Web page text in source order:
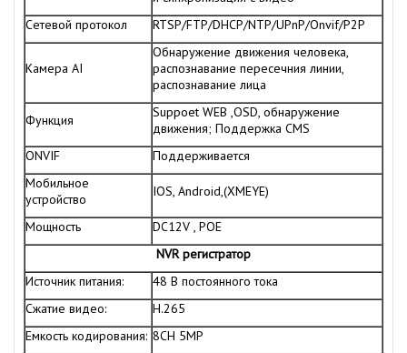
Сетевой протокол
RTSP/FTP/DHCP/NTP/UPnP/Onvif/P2P
Камера AI
Обнаружение движения человека,
распознавание пересечния линии,
распознавание лица
Функция
Suppoet WEB ,OSD, обнаружение
движения; Поддержка CMS
ONVIF
Поддерживается
Мобильное
устройство
IOS, Android,(XMEYE)
Мощность
DC12V , POE
NVR регистратор
Источник питания:
48 В постоянного тока
Сжатие видео:
H.265
Емкость кодирования: 8CH 5MP